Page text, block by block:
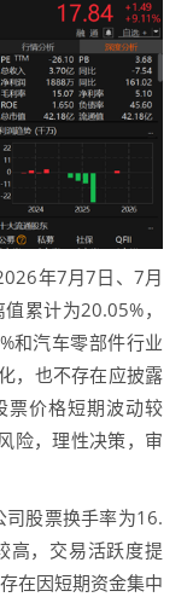
年7月7日、7月
累计为20.05%，
和汽车零部件行业
，也不存在应披露
票价格短期波动较
险，理性决策，审
股票换手率为16.
高，交易活跃度提
在因短期资金集中